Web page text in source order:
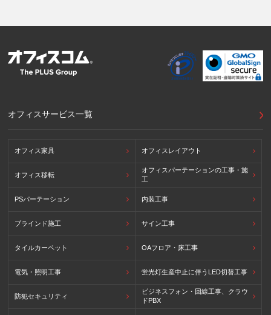
外国における個人情報の保護に関する制度等の詳細は以下を
ご確認下さい。
オフィスサービス一覧
オフィス家具 オフィスレイアウト
オフィス移転
オフィスパーテーションの工事・施
工
PSパーテーション 内装工事
ブラインド施工 サイン工事
タイルカーペット OAフロア・床工事
電気・照明工事 蛍光灯生産中止に伴うLED切替工事
防犯セキュリティ
ビジネスフォン・回線工事、クラウ
ドPBX